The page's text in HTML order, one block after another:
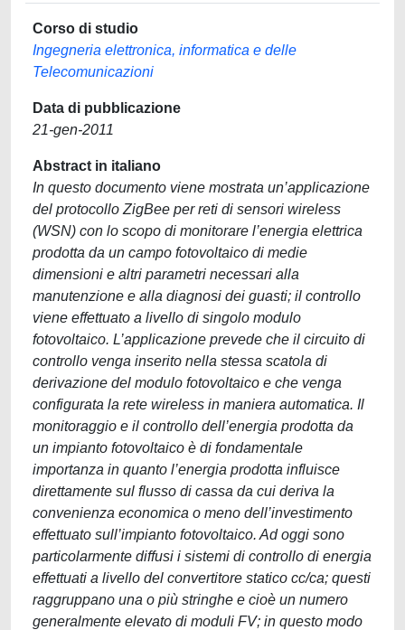
Corso di studio
Ingegneria elettronica, informatica e delle
Telecomunicazioni
Data di pubblicazione
21-gen-2011
Abstract in italiano
In questo documento viene mostrata un’applicazione
del protocollo ZigBee per reti di sensori wireless
(WSN) con lo scopo di monitorare l’energia elettrica
prodotta da un campo fotovoltaico di medie
dimensioni e altri parametri necessari alla
manutenzione e alla diagnosi dei guasti; il controllo
viene effettuato a livello di singolo modulo
fotovoltaico. L’applicazione prevede che il circuito di
controllo venga inserito nella stessa scatola di
derivazione del modulo fotovoltaico e che venga
configurata la rete wireless in maniera automatica. Il
monitoraggio e il controllo dell’energia prodotta da
un impianto fotovoltaico è di fondamentale
importanza in quanto l’energia prodotta influisce
direttamente sul flusso di cassa da cui deriva la
convenienza economica o meno dell’investimento
effettuato sull’impianto fotovoltaico. Ad oggi sono
particolarmente diffusi i sistemi di controllo di energia
effettuati a livello del convertitore statico cc/ca; questi
raggruppano una o più stringhe e cioè un numero
generalmente elevato di moduli FV; in questo modo